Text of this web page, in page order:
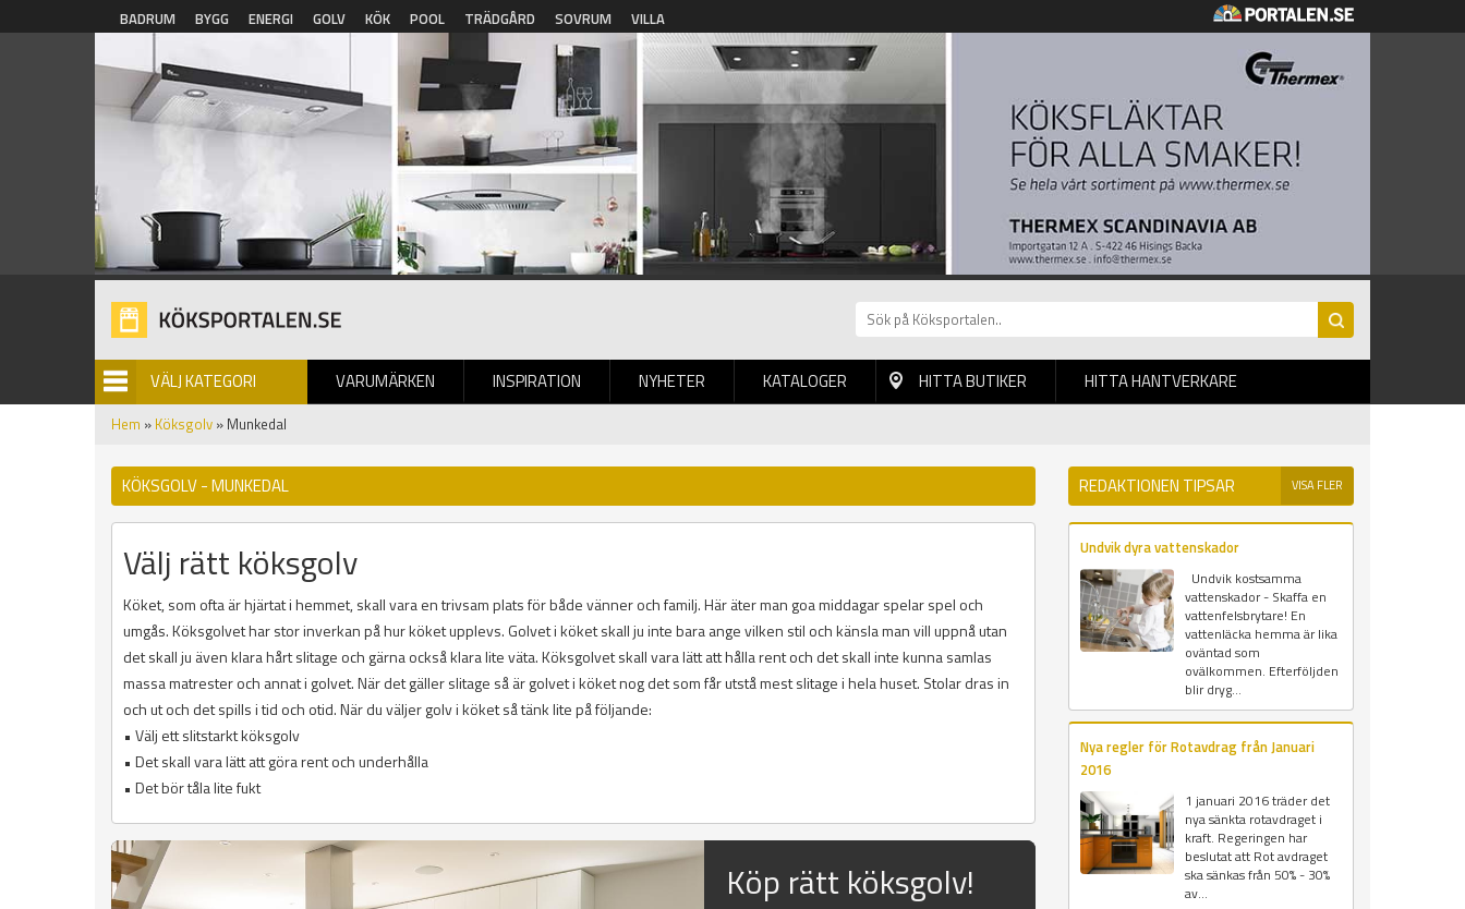
Hoppa till huvudinnehåll
BADRUM BYGG ENERGI GOLV KÖK POOL TRÄDGÅRD SOVRUM VILLA
VÄLJ KATEGORI VARUMÄRKEN INSPIRATION NYHETER
BILDGALLERI KATALOGER HITTA BUTIKER HITTA HANTVERKARE
Hem » Köksgolv » Munkedal
KÖKSGOLV - MUNKEDAL
Välj rätt köksgolv
Köket, som ofta är hjärtat i hemmet, skall vara en trivsam plats för både vänner och familj. Här äter man goa middagar spelar spel och
umgås. Köksgolvet har stor inverkan på hur köket upplevs. Golvet i köket skall ju inte bara ange vilken stil och känsla man vill uppnå utan
det skall ju även klara hårt slitage och gärna också klara lite väta. Köksgolvet skall vara lätt att hålla rent och det skall inte kunna samlas
massa matrester och annat i golvet. När det gäller slitage så är golvet i köket nog det som får utstå mest slitage i hela huset. Stolar dras in
och ut och det spills i tid och otid. När du väljer golv i köket så tänk lite på följande:
• Välj ett slitstarkt köksgolv
• Det skall vara lätt att göra rent och underhålla
• Det bör tåla lite fukt
Köp rätt köksgolv!
REDAKTIONEN TIPSAR VISA FLER
Undvik dyra vattenskador
Undvik kostsamma
vattenskador - Skaffa en
vattenfelsbrytare! En
vattenläcka hemma är lika
oväntad som
ovälkommen. Efterföljden
blir dryg...
Nya regler för Rotavdrag från Januari
2016
1 januari 2016 träder det
nya sänkta rotavdraget i
kraft. Regeringen har
beslutat att Rot avdraget
ska sänkas från 50% - 30%
av...